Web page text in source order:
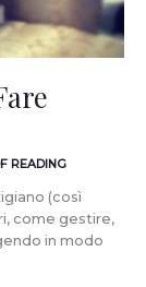
READING
(così
come gestire,
in modo